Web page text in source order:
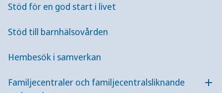
Stöd för en god start i livet
Stöd till barnhälsovården
Hembesök i samverkan
Familjecentraler och familjecentralsliknande
är att inom familjen förflytta fokus från problem
nå barn och ungdomar som lever i familjer med